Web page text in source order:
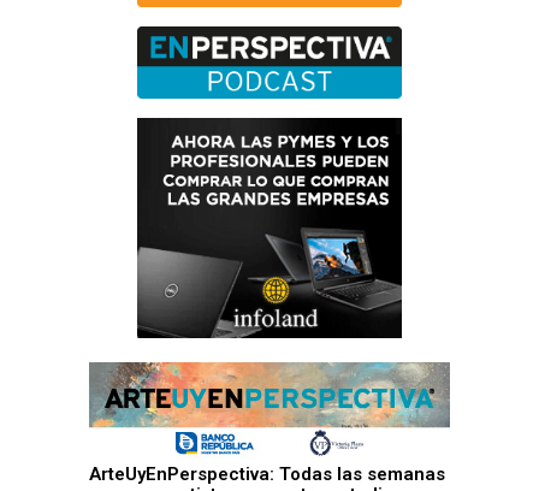
ArteUyEnPerspectiva: Todas las semanas